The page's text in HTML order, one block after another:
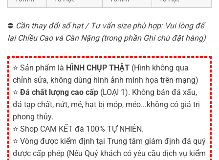
⛔ Cần thay đổi số hạt / Tư vấn size phù hợp: Vui lòng để
lại Chiều Cao và Cân Nặng (trong phần Ghi chú đặt hàng)
⭐ Sản phẩm là HÌNH CHỤP THẬT (Hình không qua
chỉnh sửa, không dùng hình ảnh minh họa trên mạng)
⭐ Đá chất lượng cao cấp (LOẠI 1). Không bán đá xấu,
đá tạp chất, nứt, mẻ, hạt bị móp, méo...không có giá trị
phong thủy.
⭐ Shop CAM KẾT đá 100% TỰ NHIÊN.
⭐ Vòng được kiểm định tại Trung tâm giám định đá quý
được cấp phép (Nếu Quý khách có yêu cầu dịch vụ kiểm